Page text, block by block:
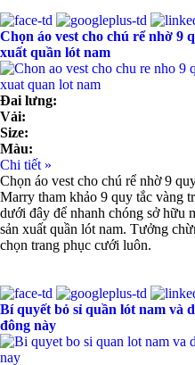
Chọn áo vest cho chú rể nhờ 9
xuất quần lót nam
Đai lưng:
Vải:
Size:
Màu:
Chi tiết »
Chọn áo vest cho chú rể nhờ 9
Marry tham khảo 9 quy tắc vàng
dưới đây để nhanh chóng sở hữu
sản xuất quần lót nam. Tưởng
chọn trang phục cưới luôn.
Bí quyết bỏ sỉ quần lót nam và
đông này